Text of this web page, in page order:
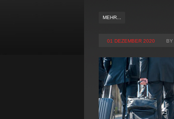
MEHR...
01 DEZEMBER 2020 BY